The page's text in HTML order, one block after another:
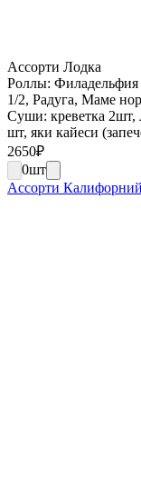
Ассорти Лодка
Роллы: Филадельфия
1/2, Радуга, Маме
Суши: креветка 2шт,
шт, яки кайеси
2650₽
0шт
Ассорти